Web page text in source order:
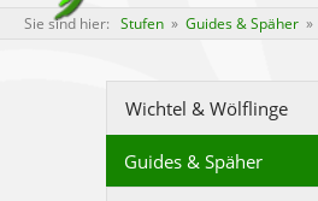
Sie sind hier: Stufen» Guides & Späher»
Wichtel & Wölflinge
Guides & Späher